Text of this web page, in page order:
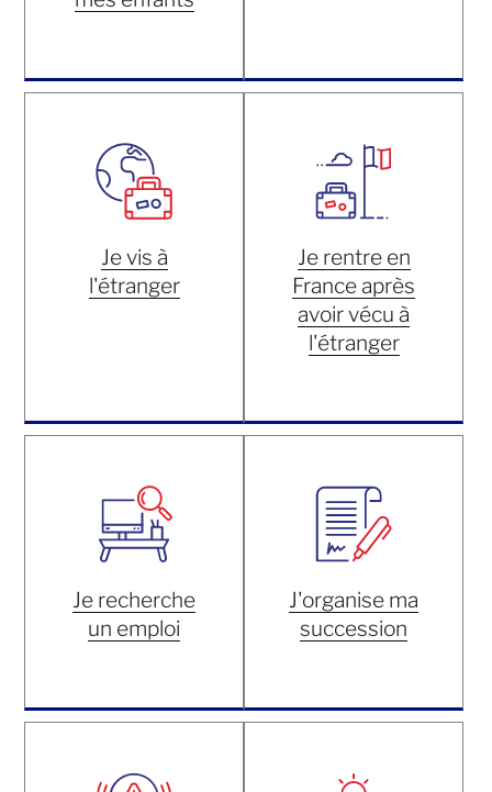
Je vis à
l'étranger
Je rentre en
France après
avoir vécu à
l'étranger
Je recherche
un emploi
J'organise ma
succession